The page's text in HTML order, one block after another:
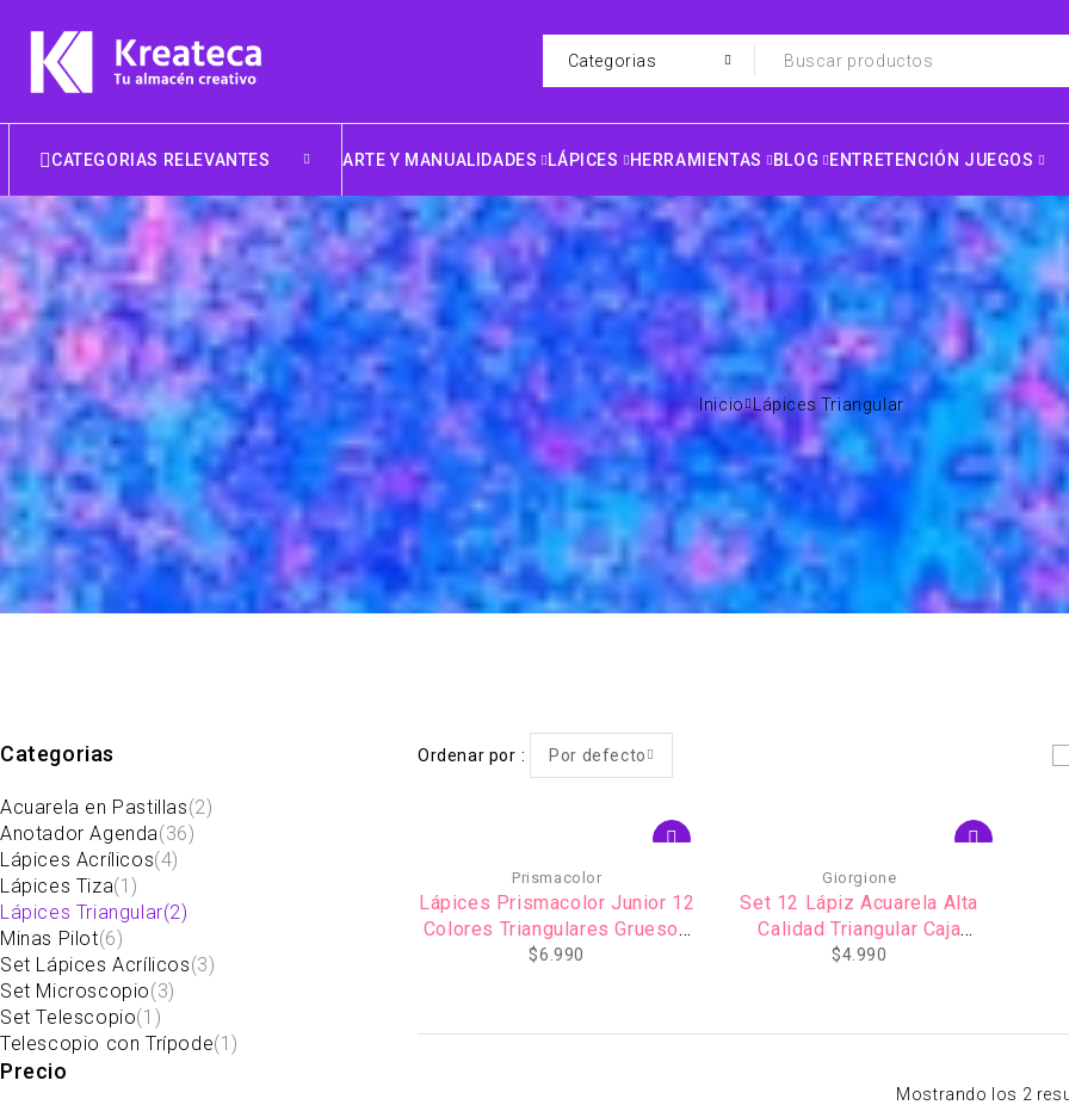
CATEGORIAS RELEVANTES ARTE Y MANUALIDADES LÁPICES HERRAMIENTAS BLOG ENTRETENCIÓN JUEGOS
Inicio Lápices Triangular
Categorias
Acuarela en Pastillas(2)
Anotador Agenda(36)
Lápices Acrílicos(4)
Lápices Tiza(1)
Lápices Triangular(2)
Minas Pilot(6)
Set Lápices Acrílicos(3)
Set Microscopio(3)
Set Telescopio(1)
Telescopio con Trípode(1)
Precio
Ordenar por Por defecto
Prismacolor
Lápices Prismacolor Junior 12
Colores Triangulares Gruesos
5.0
$6.990
Giorgione
Set 12 Lápiz Acuarela Alta
Calidad Triangular Caja
Metálica
$4.990
Mostrando los 2